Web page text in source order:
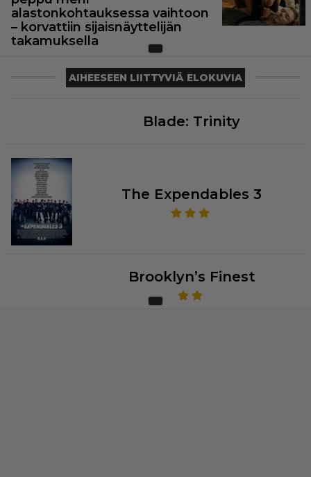
alastonkohtauksessa vaihtoon
– korvattiin sijaisnäyttelijän
takamuksella
AIHEESEEN LIITTYVIÄ ELOKUVIA
Blade: Trinity
The Expendables 3
Brooklyn’s Finest